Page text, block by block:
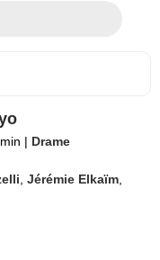
| Drame
,Jérémie Elkaïm